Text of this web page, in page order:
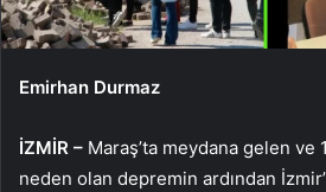
Emirhan Durmaz
İZMİR – Maraş’ta meydana gelen ve
neden olan depremin ardından